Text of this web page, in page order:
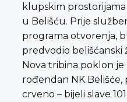
klupskim
u Belišću. Prije
programa otvorenja,
predvodio belišćanski
Nova tribina poklon je
rođendan NK Belišće,
crveno – bijeli slave